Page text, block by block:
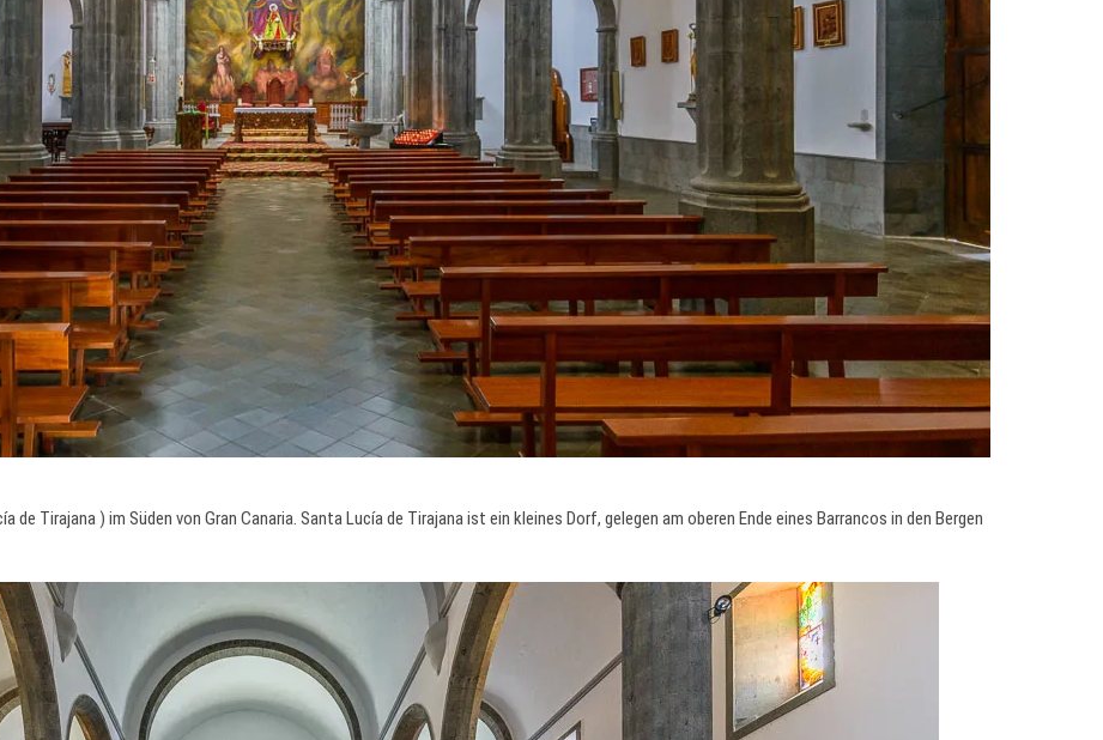
Tirajana ) im Süden von Gran Canaria. Santa Lucía de Tirajana ist ein kleines Dorf, gelegen am oberen Ende eines Barrancos in den Bergen